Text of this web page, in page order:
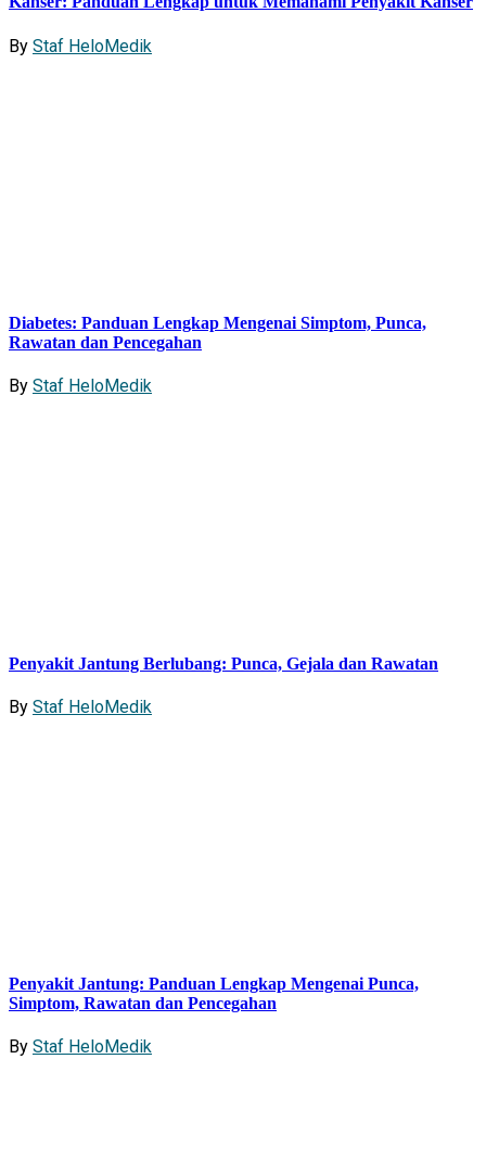
By Staf HeloMedik
Diabetes: Panduan Lengkap Mengenai Simptom, Punca,
Rawatan dan Pencegahan
By Staf HeloMedik
Penyakit Jantung Berlubang: Punca, Gejala dan Rawatan
By Staf HeloMedik
Penyakit Jantung: Panduan Lengkap Mengenai Punca,
Simptom, Rawatan dan Pencegahan
By Staf HeloMedik